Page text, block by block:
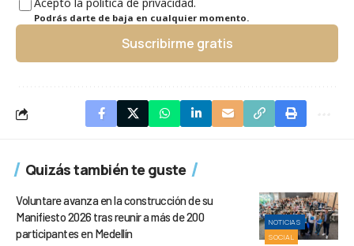
Acepto la política de privacidad.
Podrás darte de baja en cualquier momento.
Suscribirme gratis
Quizás también te guste
NOTICIAS
SOCIAL
Voluntare avanza en la construcción de su
Manifiesto 2026 tras reunir a más de 200
participantes en Medellín